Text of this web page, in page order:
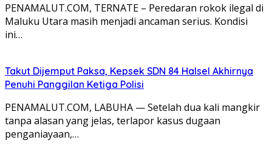
PENAMALUT.COM, TERNATE – Peredaran rokok ilegal di
Maluku Utara masih menjadi ancaman serius. Kondisi
ini…
Takut Dijemput Paksa, Kepsek SDN 84 Halsel Akhirnya
Penuhi Panggilan Ketiga Polisi
PENAMALUT.COM, LABUHA — Setelah dua kali mangkir
tanpa alasan yang jelas, terlapor kasus dugaan
penganiayaan,…